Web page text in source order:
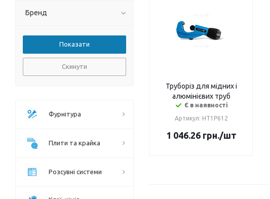
Труборіз для мідних і
алюмінієвих труб
Є в наявності
Артикул: HT1P612
1 046.26грн./шт
Бренд
Скинути
Фурнітура
Плити та крайка
Розсувні системи